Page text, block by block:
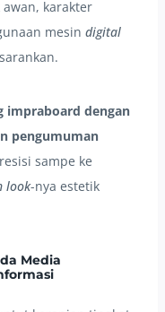
karakter
mesin digital
impraboard dengan
pengumuman
sampe ke
look-nya estetik
Media